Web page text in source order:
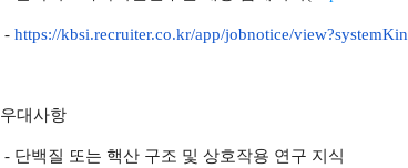
- https://kbsi.recruiter.co.kr/app/jobnotice/view?
우대사항
- 단백질 또는 핵산 구조 및 상호작용 연구 지식